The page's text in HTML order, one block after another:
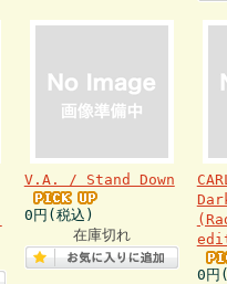
V.A. / Stand Down
0円(税込)
在庫切れ
0円